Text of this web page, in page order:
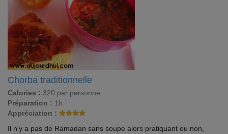
Chorba traditionnelle
Calories : 320 par personne
Préparation : 1h
Appréciation :
Il n'y a pas de Ramadan sans soupe alors pratiquant ou non,